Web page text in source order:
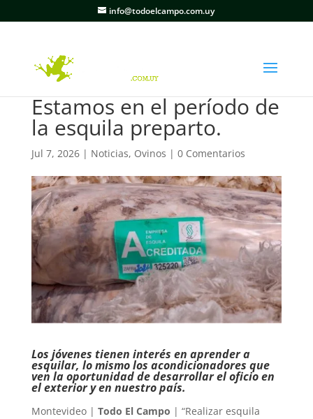
info@todoelcampo.com.uy
Estamos en el período de
la esquila preparto.
Jul 7, 2026| Noticias, Ovinos | 0 Comentarios
Los jóvenes tienen interés en aprender a
esquilar, lo mismo los acondicionadores que
ven la oportunidad de desarrollar el oficio en
el exterior y en nuestro país.
Montevideo | Todo El Campo | “Realizar esquila